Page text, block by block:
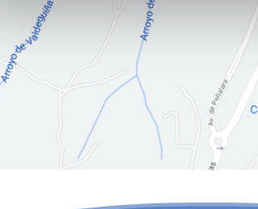
Las cookies de este sitio web se usan para
y analizar el tráfico. Además, compartimos
redes sociales, publicidad y análisis web,
que hayan recopilado a partir del uso que